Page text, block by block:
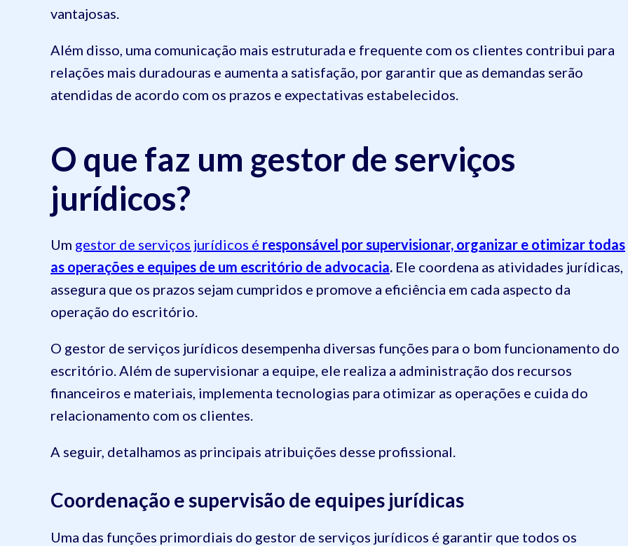
vantajosas.
Além disso, uma comunicação mais estruturada e frequente com os clientes contribui para
relações mais duradouras e aumenta a satisfação, por garantir que as demandas serão
atendidas de acordo com os prazos e expectativas estabelecidos.
O que faz um gestor de serviços
jurídicos?
Um gestor de serviços jurídicos é responsável por supervisionar, organizar e otimizar todas
as operações e equipes de um escritório de advocacia. Ele coordena as atividades jurídicas,
assegura que os prazos sejam cumpridos e promove a eficiência em cada aspecto da
operação do escritório.
O gestor de serviços jurídicos desempenha diversas funções para o bom funcionamento do
escritório. Além de supervisionar a equipe, ele realiza a administração dos recursos
financeiros e materiais, implementa tecnologias para otimizar as operações e cuida do
relacionamento com os clientes.
A seguir, detalhamos as principais atribuições desse profissional.
Coordenação e supervisão de equipes jurídicas
Uma das funções primordiais do gestor de serviços jurídicos é garantir que todos os